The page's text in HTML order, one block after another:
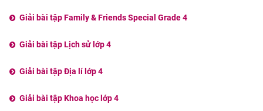
Giải bài tập Family & Friends Special Grade 4
Giải bài tập Lịch sử lớp 4
Giải bài tập Địa lí lớp 4
Giải bài tập Khoa học lớp 4